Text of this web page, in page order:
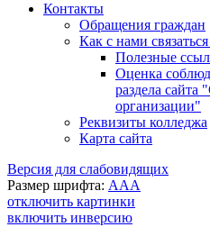
Контакты
Обращения граждан
Как с нами
Полезные
Оценка
раздела сайта
организации"
Реквизиты колледжа
Карта сайта
Версия для слабовидящих
Размер шрифта: AAA
отключить картинки
включить инверсию